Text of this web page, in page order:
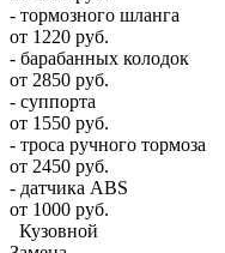
- тормозного шланга
от 1220 руб.
- барабанных колодок
от 2850 руб.
- суппорта
от 1550 руб.
- троса ручного тормоза
от 2450 руб.
- датчика ABS
от 1000 руб.
Кузовной